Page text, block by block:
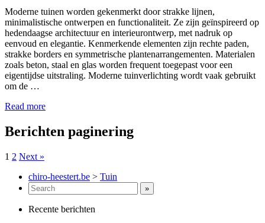
Moderne tuinen worden gekenmerkt door strakke lijnen,
minimalistische ontwerpen en functionaliteit. Ze zijn geïnspireerd op
hedendaagse architectuur en interieurontwerp, met nadruk op
eenvoud en elegantie. Kenmerkende elementen zijn rechte paden,
strakke borders en symmetrische plantenarrangementen. Materialen
zoals beton, staal en glas worden frequent toegepast voor een
eigentijdse uitstraling. Moderne tuinverlichting wordt vaak gebruikt
om de …
Read more
Berichten paginering
1 2 Next »
chiro-heestert.be > Tuin
Recente berichten